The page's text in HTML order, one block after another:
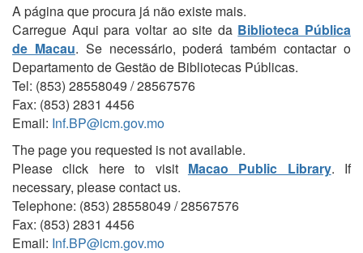
A página que procura já não existe mais.
Carregue Aqui para voltar ao site da Biblioteca Pública
de Macau. Se necessário, poderá também contactar o
Departamento de Gestão de Bibliotecas Públicas.
Tel: (853) 28558049 / 28567576
Fax: (853) 2831 4456
Email: Inf.BP@icm.gov.mo
The page you requested is not available.
Please click here to visit Macao Public Library. If
necessary, please contact us.
Telephone: (853) 28558049 / 28567576
Fax: (853) 2831 4456
Email: Inf.BP@icm.gov.mo